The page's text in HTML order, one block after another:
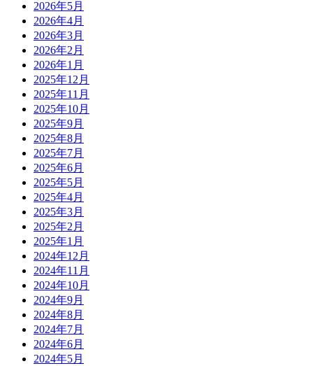
2026年5月
2026年4月
2026年3月
2026年2月
2026年1月
2025年12月
2025年11月
2025年10月
2025年9月
2025年8月
2025年7月
2025年6月
2025年5月
2025年4月
2025年3月
2025年2月
2025年1月
2024年12月
2024年11月
2024年10月
2024年9月
2024年8月
2024年7月
2024年6月
2024年5月